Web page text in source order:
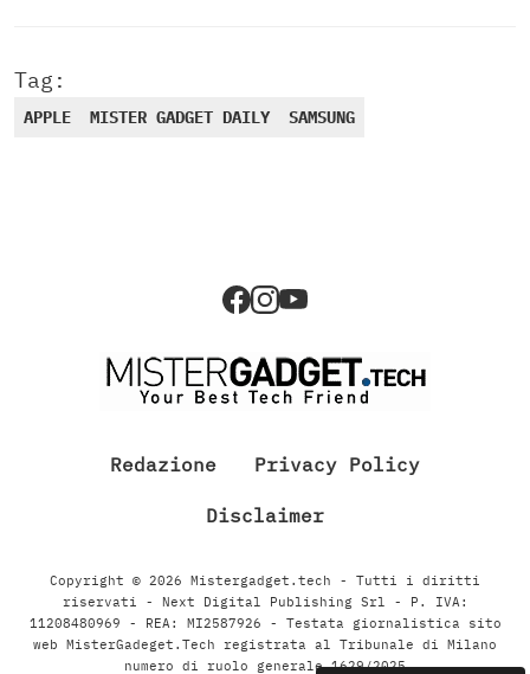
Tag:
APPLE MISTER GADGET DAILY SAMSUNG
Redazione Privacy Policy
Disclaimer
Copyright © 2026 Mistergadget.tech - Tutti i diritti
riservati - Next Digital Publishing Srl - P. IVA:
11208480969 - REA: MI2587926 - Testata giornalistica sito
web MisterGadeget.Tech registrata al Tribunale di Milano
numero di ruolo generale 1629/2025